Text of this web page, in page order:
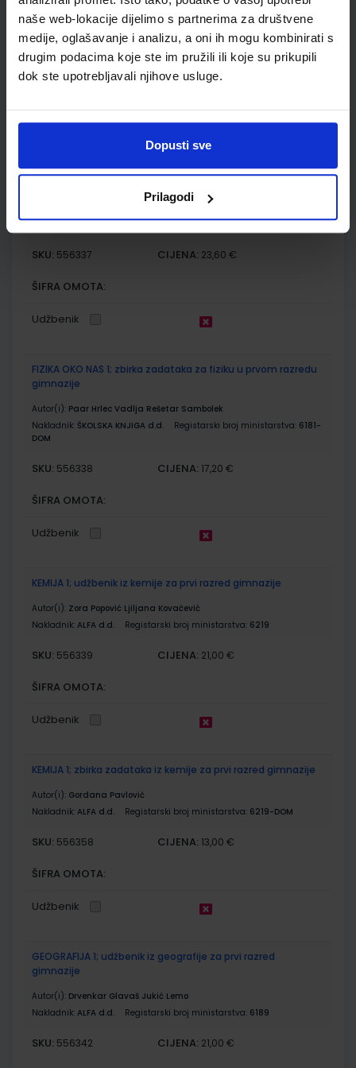
naše web-lokacije dijelimo s partnerima za društvene
medije, oglašavanje i analizu, a oni ih mogu kombinirati s
drugim podacima koje ste im pružili ili koje su prikupili
dok ste upotrebljavali njihove usluge.
Dopusti sve
Prilagodi
Autor(i):Bogut Đumlija Futivić Remenar
Nakladnik:ALFA d.d. Registarski broj ministarstva:6164-DOM
SKU:556491 CIJENA:13,00 €
ŠIFRA OMOTA:
FIZIKA OKO NAS 1; udžbenik fizike s dodatnim digitalnim
Nakladnik:ŠKOLSKA KNJIGA d.d. Registarski broj ministarstva:6181
SKU: 556337 CIJENA: 23,60 €
ŠIFRA OMOTA:
Udžbenik
FIZIKA OKO NAS 1; zbirka zadataka za fiziku u prvom razredu
gimnazije
Autor(i): Paar Hrlec Vadlja Rešetar Sambolek
Nakladnik: ŠKOLSKA KNJIGA d.d. Registarski broj ministarstva: 6181-
DOM
SKU: 556338 CIJENA: 17,20 €
ŠIFRA OMOTA:
Udžbenik
KEMIJA 1; udžbenik iz kemije za prvi razred gimnazije
Autor(i): Zora Popović Ljiljana Kovačević
Nakladnik: ALFA d.d. Registarski broj ministarstva: 6219
SKU: 556339 CIJENA: 21,00 €
ŠIFRA OMOTA:
Udžbenik
KEMIJA 1; zbirka zadataka iz kemije za prvi razred gimnazije
Autor(i): Gordana Pavlović
Nakladnik: ALFA d.d. Registarski broj ministarstva: 6219-DOM
SKU: 556358 CIJENA: 13,00 €
ŠIFRA OMOTA:
Udžbenik
GEOGRAFIJA 1; udžbenik iz geografije za prvi razred
gimnazije
Autor(i): Drvenkar Glavaš Jukić Lemo
Nakladnik: ALFA d.d. Registarski broj ministarstva: 6189
SKU: 556342 CIJENA: 21,00 €